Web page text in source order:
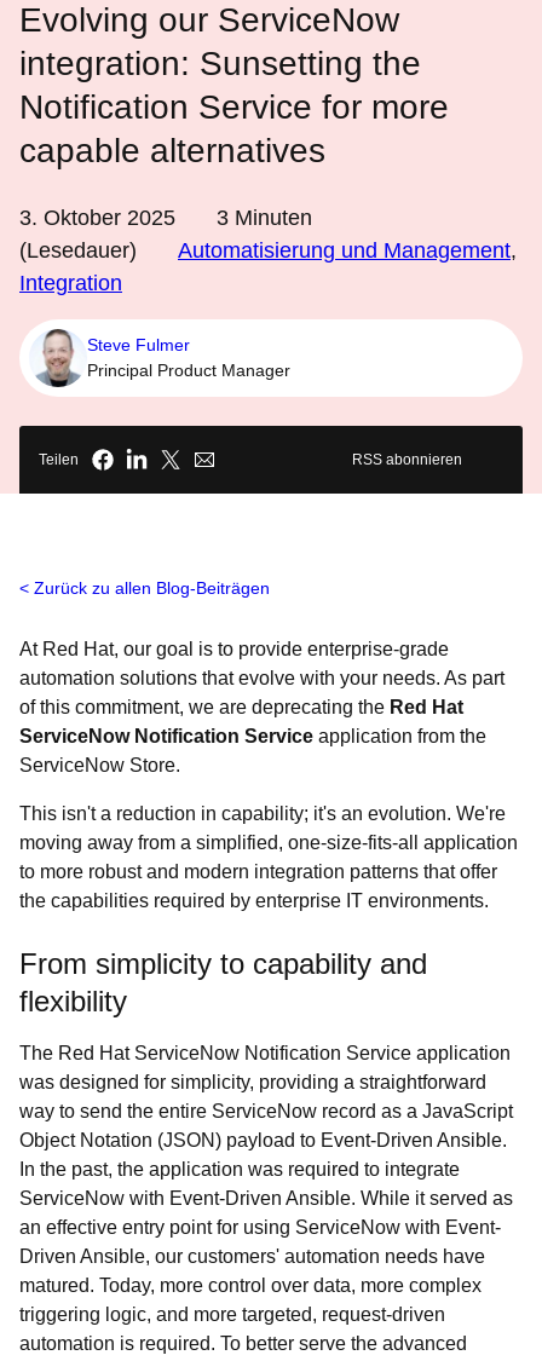
Evolving our ServiceNow
integration: Sunsetting the
Notification Service for more
capable alternatives
3. Oktober 2025 3 Minuten
(Lesedauer)
Automatisierung und Management,
Integration
Steve Fulmer
Principal Product Manager
Teilen RSS abonnieren
Zurück zu allen Blog-Beiträgen
At Red Hat, our goal is to provide enterprise-grade
automation solutions that evolve with your needs. As part
of this commitment, we are deprecating the Red Hat
ServiceNow Notification Service application from the
ServiceNow Store.
This isn't a reduction in capability; it's an evolution. We're
moving away from a simplified, one-size-fits-all application
to more robust and modern integration patterns that offer
the capabilities required by enterprise IT environments.
From simplicity to capability and
flexibility
The Red Hat ServiceNow Notification Service application
was designed for simplicity, providing a straightforward
way to send the entire ServiceNow record as a JavaScript
Object Notation (JSON) payload to Event-Driven Ansible.
In the past, the application was required to integrate
ServiceNow with Event-Driven Ansible. While it served as
an effective entry point for using ServiceNow with Event-
Driven Ansible, our customers' automation needs have
matured. Today, more control over data, more complex
triggering logic, and more targeted, request-driven
automation is required. To better serve the advanced